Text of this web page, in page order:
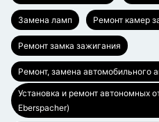
Замена ламп Ремонт камер
Ремонт замка зажигания
Ремонт, замена автомобильного
Установка и ремонт автономных
Eberspacher)